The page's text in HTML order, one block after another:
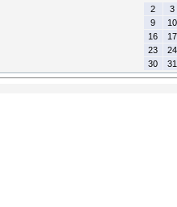
2
3
9
10
16
17
23
24
30
31